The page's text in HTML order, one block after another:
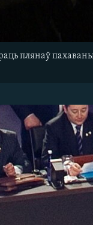
плянаў